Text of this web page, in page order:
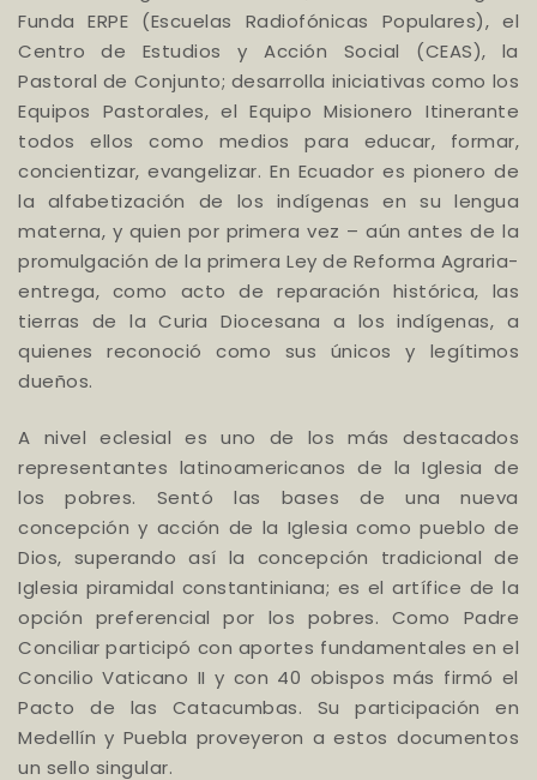
Funda ERPE (Escuelas Radiofónicas Populares), el
Centro de Estudios y Acción Social (CEAS), la
Pastoral de Conjunto; desarrolla iniciativas como los
Equipos Pastorales, el Equipo Misionero Itinerante
todos ellos como medios para educar, formar,
concientizar, evangelizar. En Ecuador es pionero de
la alfabetización de los indígenas en su lengua
materna, y quien por primera vez – aún antes de la
promulgación de la primera Ley de Reforma Agraria-
entrega, como acto de reparación histórica, las
tierras de la Curia Diocesana a los indígenas, a
quienes reconoció como sus únicos y legítimos
dueños.
A nivel eclesial es uno de los más destacados
representantes latinoamericanos de la Iglesia de
los pobres. Sentó las bases de una nueva
concepción y acción de la Iglesia como pueblo de
Dios, superando así la concepción tradicional de
Iglesia piramidal constantiniana; es el artífice de la
opción preferencial por los pobres. Como Padre
Conciliar participó con aportes fundamentales en el
Concilio Vaticano II y con 40 obispos más firmó el
Pacto de las Catacumbas. Su participación en
Medellín y Puebla proveyeron a estos documentos
un sello singular.